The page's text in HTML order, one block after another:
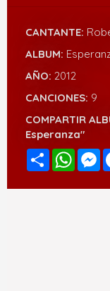
CANTANTE:
ALBUM:
AÑO: 2012
CANCIONES: 9
COMPARTIR
Esperanza"
Compartir